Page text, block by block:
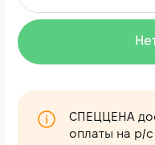
СПЕЦЦЕНА
оплаты на р/с